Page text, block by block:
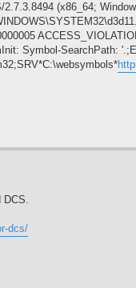
(x86_64;
Symbol-SearchPath:
dcs/